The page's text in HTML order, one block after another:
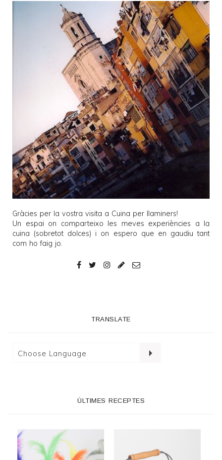
Gràcies per la vostra visita a Cuina per llaminers!
Un espai on comparteixo les meves experiències a la
cuina (sobretot dolces) i on espero que en gaudiu tant
com ho faig jo.
TRANSLATE
ÚLTIMES RECEPTES